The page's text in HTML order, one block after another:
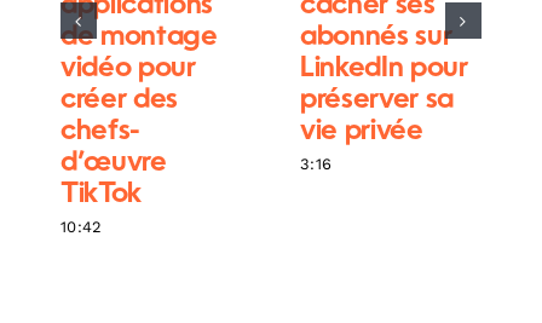
applications
de montage
vidéo pour
créer des
chefs-
d’œuvre
TikTok
10:42
cacher ses
abonnés sur
LinkedIn pour
préserver sa
vie privée
3:16